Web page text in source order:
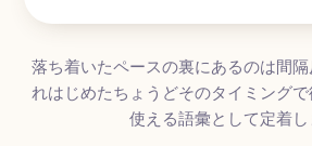
落ち着いたペースの裏にあるのは間
れはじめたちょうどそのタイミング
使える語彙として定着し